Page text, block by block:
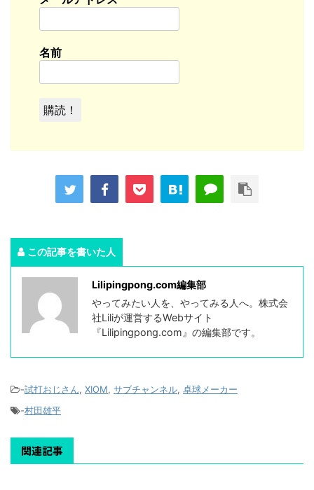
名前
この記事を書いた人
Lilipingpong.com編集部
やってみたい人を、やってみる人へ。株式会
社Liliが運営するWebサイト
『Lilipingpong.com』の編集部です。
-試打おじさん, XIOM, サブチャンネル, 卓球メーカー
-村田雄平
関連記事